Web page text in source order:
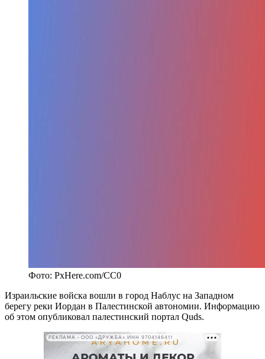
Фото: PxHere.com/CC0
Израильские войска вошли в город Наблус на Западном
берегу реки Иордан в Палестинской автономии. Информацию
об этом опубликовал палестинский портал Quds.
РЕКЛАМА • ООО «ДРУЖБА» ИНН 9704146411